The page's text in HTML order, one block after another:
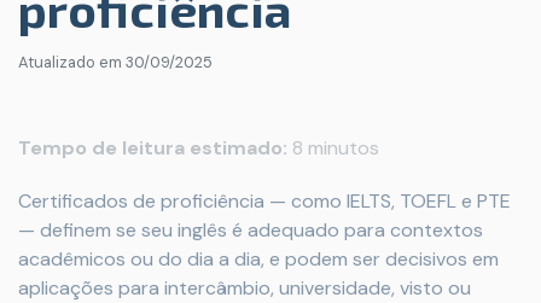
Atualizado em 30/09/2025
Tempo de leitura estimado: 8 minutos
Certificados de proficiência — como IELTS, TOEFL e PTE
— definem se seu inglês é adequado para contextos
acadêmicos ou do dia a dia, e podem ser decisivos em
aplicações para intercâmbio, universidade, visto ou